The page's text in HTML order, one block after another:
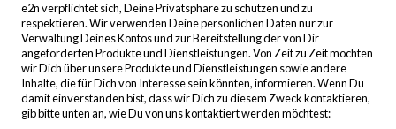
e2n verpflichtet sich, Deine Privatsphäre zu schützen und zu
respektieren. Wir verwenden Deine persönlichen Daten nur zur
Verwaltung Deines Kontos und zur Bereitstellung der von Dir
angeforderten Produkte und Dienstleistungen. Von Zeit zu Zeit möchten
wir Dich über unsere Produkte und Dienstleistungen sowie andere
Inhalte, die für Dich von Interesse sein könnten, informieren. Wenn Du
damit einverstanden bist, dass wir Dich zu diesem Zweck kontaktieren,
gib bitte unten an, wie Du von uns kontaktiert werden möchtest: